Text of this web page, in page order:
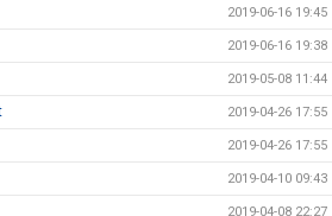
2019-06-16 19:45
2019-06-16 19:38
2019-05-08 11:44
2019-04-26 17:55
2019-04-26 17:55
2019-04-10 09:43
2019-04-08 22:27